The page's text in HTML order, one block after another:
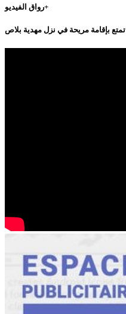
رواق الفيديو+
تمتع بإقامة مريحة في نزل مهدية بلاص